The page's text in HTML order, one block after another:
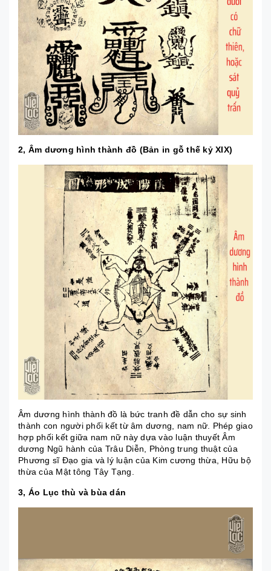
2, Âm dương hình thành đồ (Bản in gỗ thế kỷ XIX)
Âm dương hình thành đồ là bức tranh đề dẫn cho sự sinh
thành con người phối kết từ âm dương, nam nữ. Phép giao
hợp phối kết giữa nam nữ này dựa vào luận thuyết Âm
dương Ngũ hành của Trâu Diễn, Phòng trung thuật của
Phương sĩ Đạo gia và lý luận của Kim cương thừa, Hữu bộ
thừa của Mật tông Tây Tạng.
3, Áo Lục thù và bùa dán